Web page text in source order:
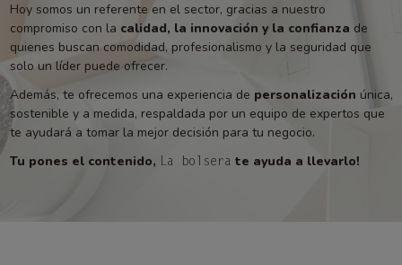
Hoy somos un referente en el sector, gracias a nuestro
compromiso con la calidad, la innovación y la confianza de
quienes buscan comodidad, profesionalismo y la seguridad que
solo un líder puede ofrecer.
Además, te ofrecemos una experiencia de personalización única,
sostenible y a medida, respaldada por un equipo de expertos que
te ayudará a tomar la mejor decisión para tu negocio.
Tu pones el contenido, La bolsera te ayuda a llevarlo!